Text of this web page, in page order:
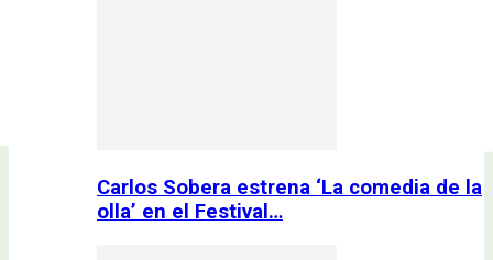
Carlos Sobera estrena ‘La comedia de la
olla’ en el Festival…